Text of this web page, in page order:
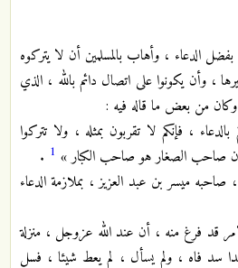
الدعاء ، وأهاب بالمسلمين أن لا يتركوه
، وأن يكونوا على اتصال دائم بالله ، الذي
من بعض ما قاله فيه :
، فإنكم لا تقربون بمثله ، ولا تتركوا
صاحب الصغار هو صاحب الكبار » 1
.
ميسر بن عبد العزيز ، بملازمة الدعاء
قد فرغ منه ، أن عند الله عزوجل ، منزلة
سد فاه ، ولم يسأل ، لم يعط شيئا ، فسل